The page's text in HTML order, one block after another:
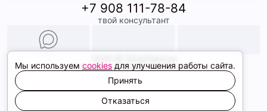
ТК Терминал
ТРК Континент
Доставка
Условия оплаты
Образы
+7 908 111-78-84
твой консультант
Политика конфиденциальности
Соглашение cookie
Сайт создали
Мы используем cookies для улучшения работы сайта.
Принять
Отказаться